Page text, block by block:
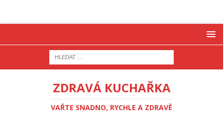
ZDRAVÁ KUCHAŘKA
VAŘTE SNADNO, RYCHLE A ZDRAVĚ